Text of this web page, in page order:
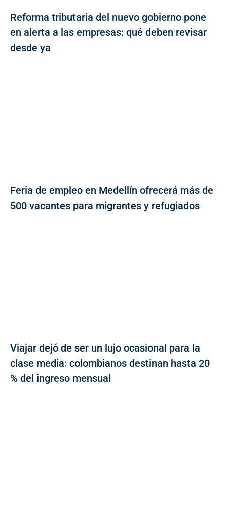
Reforma tributaria del nuevo gobierno pone
en alerta a las empresas: qué deben revisar
desde ya
Feria de empleo en Medellín ofrecerá más de
500 vacantes para migrantes y refugiados
Viajar dejó de ser un lujo ocasional para la
clase media: colombianos destinan hasta 20
% del ingreso mensual